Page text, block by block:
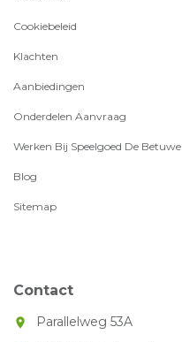
Cookiebeleid
Klachten
Aanbiedingen
Onderdelen Aanvraag
Werken Bij Speelgoed De Betuwe
Blog
Sitemap
Contact
room Parallelweg 53A